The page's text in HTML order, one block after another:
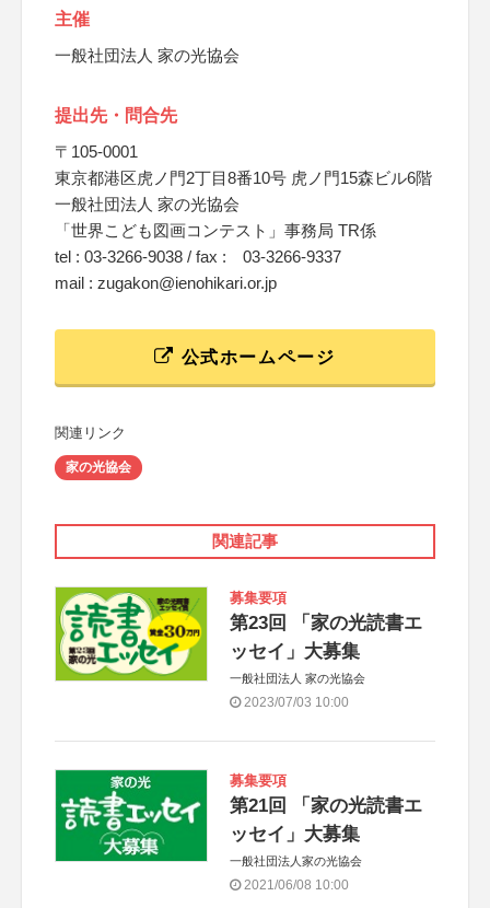
主催
一般社団法人 家の光協会
提出先・問合先
〒105-0001
東京都港区虎ノ門2丁目8番10号 虎ノ門15森ビル6階
一般社団法人 家の光協会
「世界こども図画コンテスト」事務局 TR係
tel : 03-3266-9038 / fax : 03-3266-9337
mail : zugakon@ienohikari.or.jp
公式ホームページ
関連リンク
家の光協会
関連記事
募集要項
第23回 「家の光読書エ
ッセイ」大募集
一般社団法人 家の光協会
2023/07/03 10:00
募集要項
第21回 「家の光読書エ
ッセイ」大募集
一般社団法人家の光協会
2021/06/08 10:00